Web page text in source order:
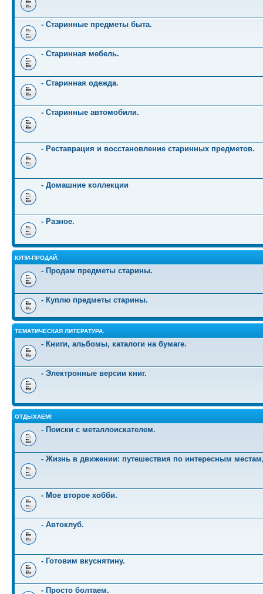
- Старинные предметы быта.
- Старинная мебель.
- Старинная одежда.
- Старинные автомобили.
- Реставрация и восстановление старинных предметов.
- Домашние коллекции
- Разное.
КУПИ-ПРОДАЙ.
- Продам предметы старины.
- Куплю предметы старины.
ТЕМАТИЧЕСКАЯ ЛИТЕРАТУРА.
- Книги, альбомы, каталоги на бумаге.
- Электронные версии книг.
ОТДЫХАЕМ!
- Поиски с металлоискателем.
- Жизнь в движении: путешествия по интересным
- Мое второе хобби.
- Автоклуб.
- Готовим вкуснятину.
- Просто болтаем.